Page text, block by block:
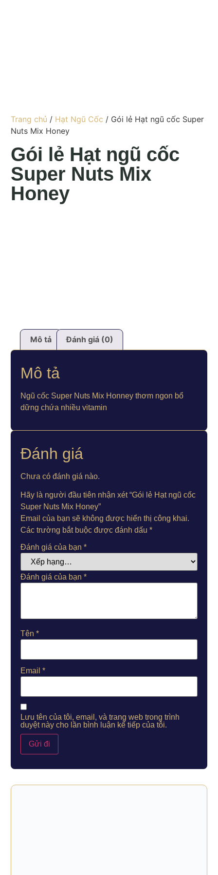
Trang chủ / Hạt Ngũ Cốc / Gói lẻ Hạt ngũ cốc Super
Nuts Mix Honey
Gói lẻ Hạt ngũ cốc
Super Nuts Mix
Honey
Mô tả Đánh giá (0)
Mô tả
Ngũ cốc Super Nuts Mix Honney thơm ngon bổ
dững chứa nhiều vitamin
Đánh giá
Chưa có đánh giá nào.
Hãy là người đầu tiên nhận xét “Gói lẻ Hạt ngũ cốc
Super Nuts Mix Honey”
Email của bạn sẽ không được hiển thị công khai.
Các trường bắt buộc được đánh dấu*
Đánh giá của bạn*
Đánh giá của bạn*
Tên*
Email*
Lưu tên của tôi, email, và trang web trong trình
duyệt này cho lần bình luận kế tiếp của tôi.